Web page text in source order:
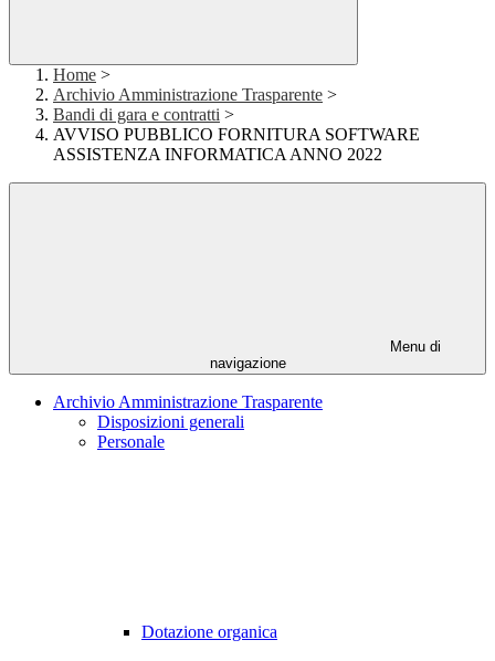
Home >
Archivio Amministrazione Trasparente >
Bandi di gara e contratti >
AVVISO PUBBLICO FORNITURA SOFTWARE
ASSISTENZA INFORMATICA ANNO 2022
Menu di
navigazione
Archivio Amministrazione Trasparente
Disposizioni generali
Personale
Dotazione organica